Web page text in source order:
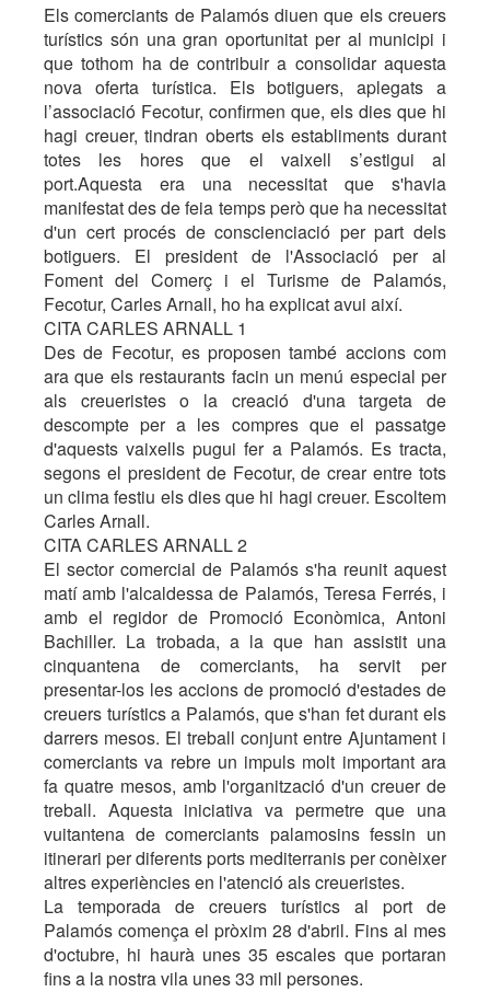
Els comerciants de Palamós diuen que els creuers
turístics són una gran oportunitat per al municipi i
que tothom ha de contribuir a consolidar aquesta
nova oferta turística. Els botiguers, aplegats a
l’associació Fecotur, confirmen que, els dies que hi
hagi creuer, tindran oberts els establiments durant
totes les hores que el vaixell s’estigui al
port.Aquesta era una necessitat que s'havia
manifestat des de feia temps però que ha necessitat
d'un cert procés de conscienciació per part dels
botiguers. El president de l'Associació per al
Foment del Comerç i el Turisme de Palamós,
Fecotur, Carles Arnall, ho ha explicat avui així.
CITA CARLES ARNALL 1
Des de Fecotur, es proposen també accions com
ara que els restaurants facin un menú especial per
als creueristes o la creació d'una targeta de
descompte per a les compres que el passatge
d'aquests vaixells pugui fer a Palamós. Es tracta,
segons el president de Fecotur, de crear entre tots
un clima festiu els dies que hi hagi creuer. Escoltem
Carles Arnall.
CITA CARLES ARNALL 2
El sector comercial de Palamós s'ha reunit aquest
matí amb l'alcaldessa de Palamós, Teresa Ferrés, i
amb el regidor de Promoció Econòmica, Antoni
Bachiller. La trobada, a la que han assistit una
cinquantena de comerciants, ha servit per
presentar-los les accions de promoció d'estades de
creuers turístics a Palamós, que s'han fet durant els
darrers mesos. El treball conjunt entre Ajuntament i
comerciants va rebre un impuls molt important ara
fa quatre mesos, amb l'organització d'un creuer de
treball. Aquesta iniciativa va permetre que una
vuitantena de comerciants palamosins fessin un
itinerari per diferents ports mediterranis per conèixer
altres experiències en l'atenció als creueristes.
La temporada de creuers turístics al port de
Palamós comença el pròxim 28 d'abril. Fins al mes
d'octubre, hi haurà unes 35 escales que portaran
fins a la nostra vila unes 33 mil persones.